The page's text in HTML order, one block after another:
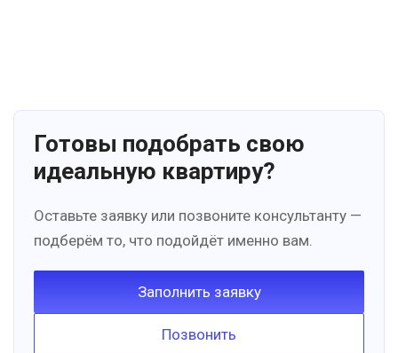
Готовы подобрать свою
идеальную квартиру?
Оставьте заявку или позвоните консультанту —
подберём то, что подойдёт именно вам.
Заполнить заявку
Позвонить